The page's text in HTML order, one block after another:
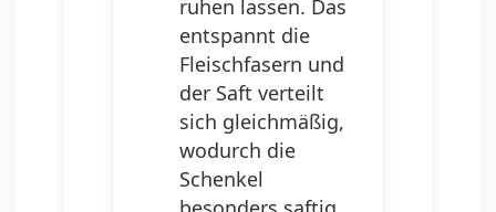
ruhen lassen. Das
entspannt die
Fleischfasern und
der Saft verteilt
sich gleichmäßig,
wodurch die
Schenkel